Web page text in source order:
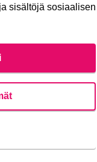
sisältöjä sosiaalisen